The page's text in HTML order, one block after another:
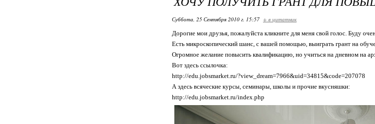
Суббота, 25 Сентября 2010 г. 15:57 + в цитатник
Дорогие мои друзья, пожалуйста кликните для меня свой голос. Буду
Есть микроскопический шанс, с вашей помощью, выиграть грант на
Огромное желание повысить квалификацию, но учиться на дневном на
Вот здесь ссылочка:
http://edu.jobsmarket.ru/?view_dream=7966&uid=34815&code=207078
А здесь всяческие курсы, семинары, школы и прочие вкусняшки:
http://edu.jobsmarket.ru/index.php